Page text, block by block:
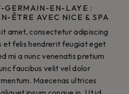
GERMAIN-EN-LAYE :
ÊTRE AVEC NICE & SPA
amet, consectetur adipiscing
et felis hendrerit feugiat eget
mi a nunc venenatis pretium
faucibus velit vel dolor
Maecenas ultrices